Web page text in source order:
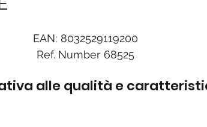
EAN: 8032529119200
Ref. Number 68525
alle qualità e